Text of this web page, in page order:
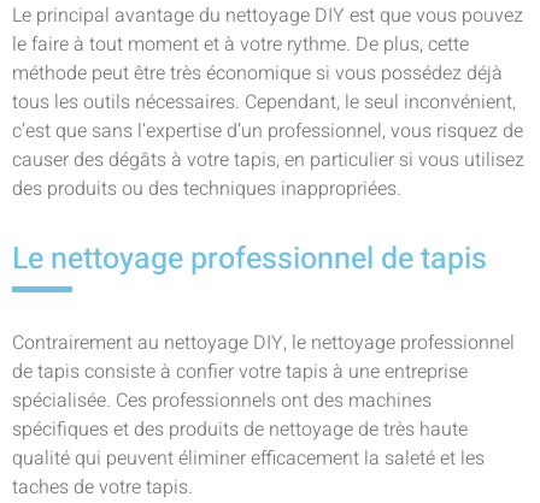
Le principal avantage du nettoyage DIY est que vous pouvez
le faire à tout moment et à votre rythme. De plus, cette
méthode peut être très économique si vous possédez déjà
tous les outils nécessaires. Cependant, le seul inconvénient,
c’est que sans l’expertise d’un professionnel, vous risquez de
causer des dégâts à votre tapis, en particulier si vous utilisez
des produits ou des techniques inappropriées.
Le nettoyage professionnel de tapis
Contrairement au nettoyage DIY, le nettoyage professionnel
de tapis consiste à confier votre tapis à une entreprise
spécialisée. Ces professionnels ont des machines
spécifiques et des produits de nettoyage de très haute
qualité qui peuvent éliminer efficacement la saleté et les
taches de votre tapis.